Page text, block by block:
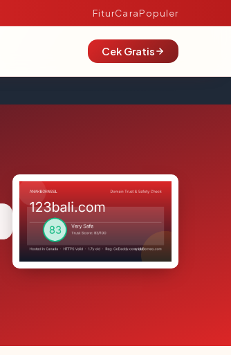
FiturCaraPopuler
Cek Gratis